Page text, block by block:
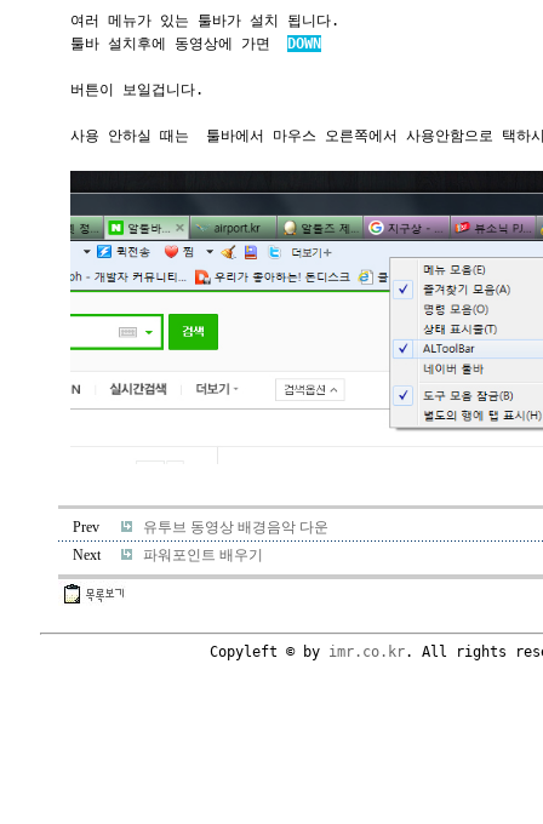
여러 메뉴가 있는 툴바가 설치 됩니다.
툴바 설치후에 동영상에 가면
DOWN
버튼이 보일겁니다.
사용 안하실 때는 툴바에서 마우스 오른쪽에서 사용안함으로 택하
Prev
유투브 동영상 배경음악 다운
Next
파워포인트 배우기
Copyleft © by imr.co.kr. All rights